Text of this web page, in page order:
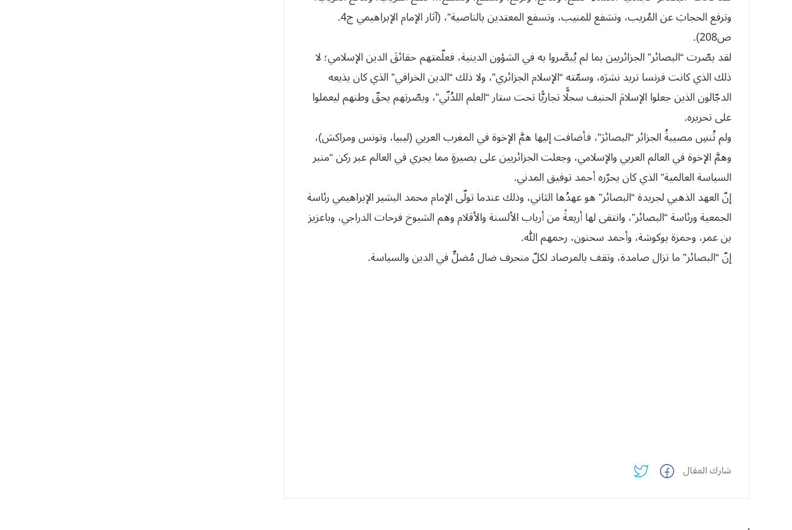
وترفع الحجابَ عن المُريب، وتشفع للمنيب، وتسفع المعتدين بالناصية”، (آثار الإمام الإبراهيمي ج4.
ص208).
لقد بصّرت “البصائر” الجزائريين بما لم يُبصَّروا به في الشؤون الدينية، فعلّمتهم حقائقَ الدين الإسلامي؛ لا
ذلك الذي كانت فرنسا تريد نشرَه، وسمّته “الإسلام الجزائري”، ولا ذلك “الدين الخرافي” الذي كان يذيعه
الدجّالون الذين جعلوا الإسلامَ الحنيف سجلًّا تجاريًّا تحت ستار “العلم اللدُنّي”، وبصّرتهم بحقّ وطنهم ليعملوا
على تحريره.
ولم تُنسِ مصيبةُ الجزائر “البصائرَ”، فأضافت إليها همَّ الإخوة في المغرب العربي (ليبيا، وتونس ومراكش)،
وهمَّ الإخوة في العالم العربي والإسلامي، وجعلت الجزائريين على بصيرةٍ مما يجري في العالم عبر ركن “منبر
السياسة العالمية” الذي كان يحرّره أحمد توفيق المدني.
إنّ العهد الذهبي لجريدة “البصائر” هو عهدُها الثاني، وذلك عندما تولّى الإمام محمد البشير الإبراهيمي رئاسة
الجمعية ورئاسة “البصائر”، وانتقى لها أربعةً من أرباب الألسنة والأقلام وهم الشيوخ فرحات الدراجي، وباعزيز
بن عمر، وحمزة بوكوشة، وأحمد سحنون، رحمهم الله.
إنّ “البصائر” ما تزال صامدة، وتقف بالمرصاد لكلّ منحرف ضال مُضلٍّ في الدين والسياسة.
شارك المقال